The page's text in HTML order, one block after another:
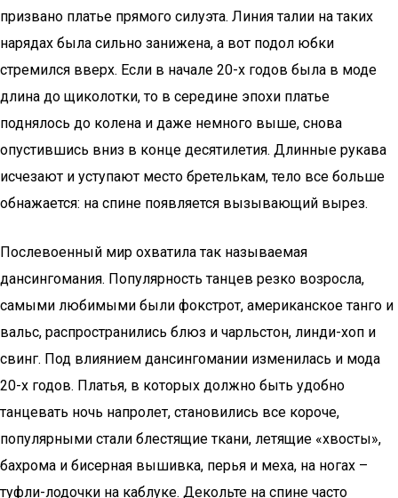
призвано платье прямого силуэта. Линия талии на таких
нарядах была сильно занижена, а вот подол юбки
стремился вверх. Если в начале 20-х годов была в моде
длина до щиколотки, то в середине эпохи платье
поднялось до колена и даже немного выше, снова
опустившись вниз в конце десятилетия. Длинные рукава
исчезают и уступают место бретелькам, тело все больше
обнажается: на спине появляется вызывающий вырез.
Послевоенный мир охватила так называемая
дансингомания. Популярность танцев резко возросла,
самыми любимыми были фокстрот, американское танго и
вальс, распространились блюз и чарльстон, линди-хоп и
свинг. Под влиянием дансингомании изменилась и мода
20-х годов. Платья, в которых должно быть удобно
танцевать ночь напролет, становились все короче,
популярными стали блестящие ткани, летящие «хвосты»,
бахрома и бисерная вышивка, перья и меха, на ногах –
туфли-лодочки на каблуке. Декольте на спине часто